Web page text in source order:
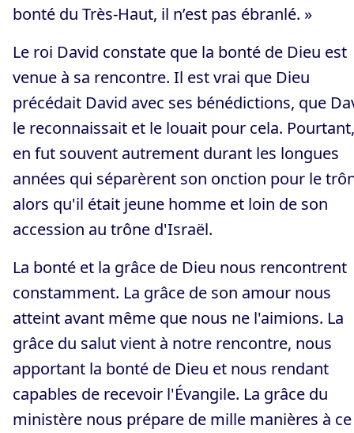
bonté du Très-Haut, il n’est pas ébranlé. »
Le roi David constate que la bonté de Dieu est
venue à sa rencontre. Il est vrai que Dieu
précédait David avec ses bénédictions, que
le reconnaissait et le louait pour cela.
en fut souvent autrement durant les longues
années qui séparèrent son onction pour le
alors qu'il était jeune homme et loin de son
accession au trône d'Israël.
La bonté et la grâce de Dieu nous rencontrent
constamment. La grâce de son amour nous
atteint avant même que nous ne l'aimions. La
grâce du salut vient à notre rencontre, nous
apportant la bonté de Dieu et nous rendant
capables de recevoir l'Évangile. La grâce du
ministère nous prépare de mille manières à ce